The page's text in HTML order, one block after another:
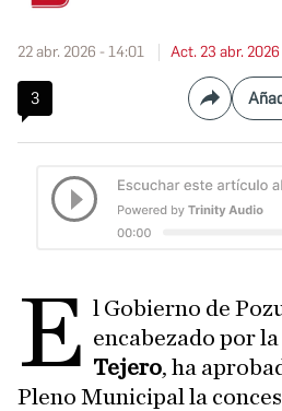
22 abr. 2026 - 14:01 Act. 23 abr.
3
E l Gobierno de
encabezado por la
Tejero, ha
Pleno Municipal la